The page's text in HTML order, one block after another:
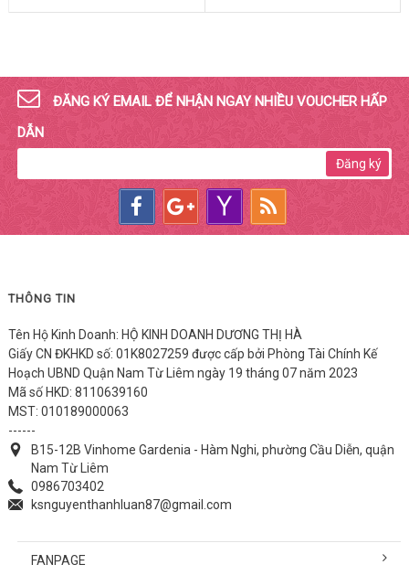
ĐĂNG KÝ EMAIL ĐỂ NHẬN NGAY NHIỀU VOUCHER HẤP
DẪN
Đăng ký
THÔNG TIN
Tên Hộ Kinh Doanh: HỘ KINH DOANH DƯƠNG THỊ HÀ
Giấy CN ĐKHKD số: 01K8027259 được cấp bởi Phòng Tài Chính Kế
Hoạch UBND Quận Nam Từ Liêm ngày 19 tháng 07 năm 2023
Mã số HKD: 8110639160
MST: 010189000063
------
B15-12B Vinhome Gardenia - Hàm Nghi, phường Cầu Diễn, quận
Nam Từ Liêm
0986703402
ksnguyenthanhluan87@gmail.com
FANPAGE